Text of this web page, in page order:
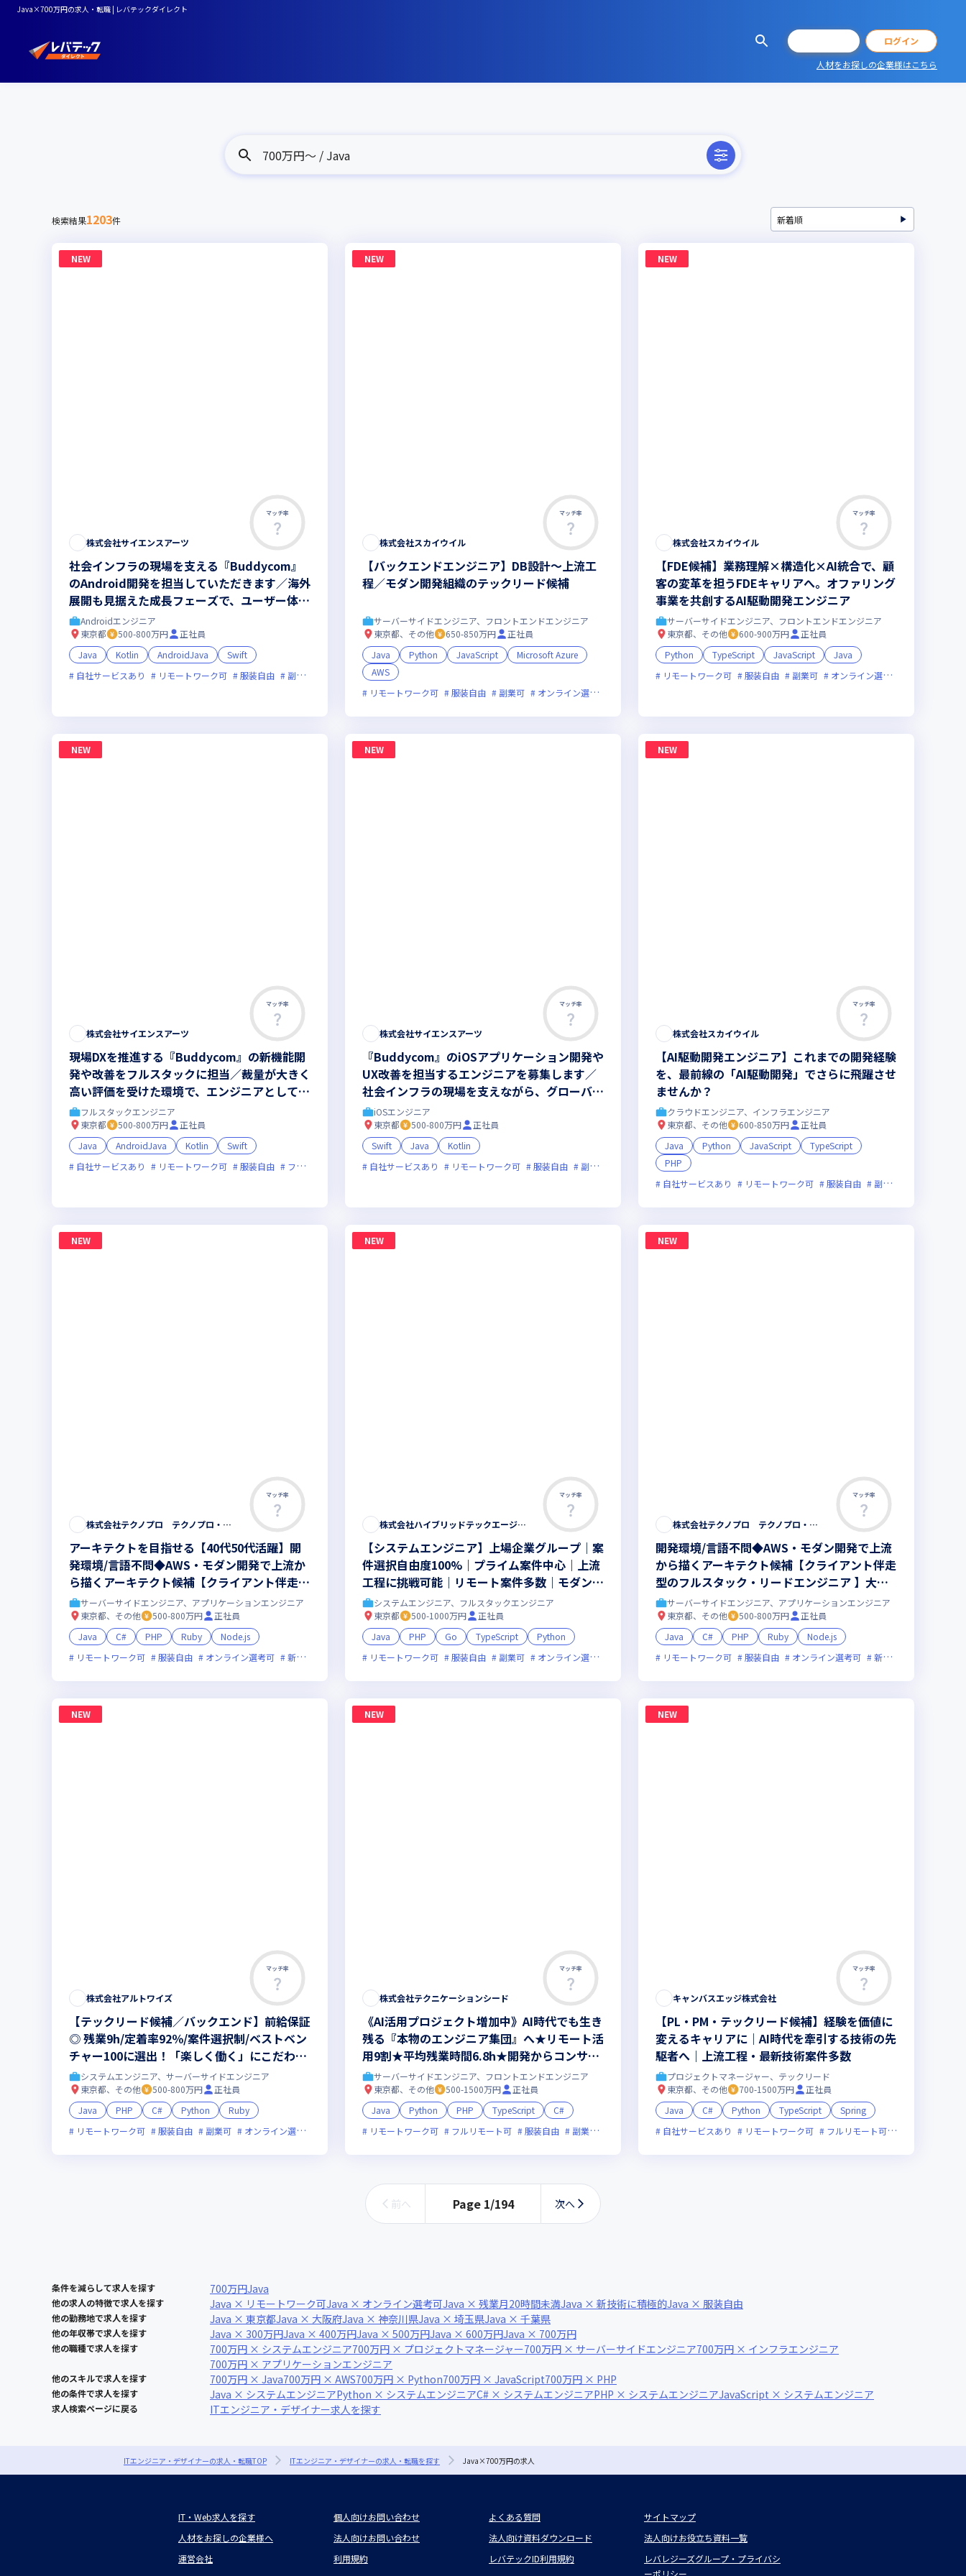
Java×700万円の求人・転職 | レバテックダイレクト
ログイン
人材をお探しの企業様はこちら
700万円〜 / Java
検索結果1203件
NEW
マッチ率
株式会社サイエンスアーツ
社会インフラの現場を支える『Buddycom』
のAndroid開発を担当していただきます／海外
展開も見据えた成長フェーズで、ユーザー体験
の向上に直接貢献できます
Androidエンジニア
東京都
500-800万円
正社員
Java
Kotlin AndroidJava
Swift
自社サービスあり
リモートワーク可 服装自由 副業可 フレックス制度あり 残業月20時間未満 上場企業 グローバル展開
NEW
マッチ率
株式会社スカイウイル
【バックエンドエンジニア】DB設計〜上流工
程／モダン開発組織のテックリード候補
サーバーサイドエンジニア、フロントエンドエンジニア
東京都、その他
650-850万円
正社員
Java
Python JavaScript
Microsoft Azure
AWS
リモートワーク可
服装自由 副業可 オンライン選考可
NEW
マッチ率
株式会社スカイウイル
【FDE候補】業務理解×構造化×AI統合で、顧
客の変革を担うFDEキャリアへ。オファリング
事業を共創するAI駆動開発エンジニア
サーバーサイドエンジニア、フロントエンドエンジニア
東京都、その他
600-900万円
正社員
Python
TypeScript JavaScript
Java
リモートワーク可
服装自由 副業可 オンライン選考可
NEW
マッチ率
株式会社サイエンスアーツ
現場DXを推進する『Buddycom』の新機能開
発や改善をフルスタックに担当／裁量が大きく
高い評価を受けた環境で、エンジニアとして一
生役立つスキルが身につきます
フルスタックエンジニア
東京都
500-800万円
正社員
Java
AndroidJava Kotlin
Swift
自社サービスあり
リモートワーク可 服装自由 フレックス制度あり 新規立ち上げ 新技術に積極的 ベンチャー企業 残業月20時間未満 上場企業
NEW
マッチ率
株式会社サイエンスアーツ
『Buddycom』のiOSアプリケーション開発や
UX改善を担当するエンジニアを募集します／
社会インフラの現場を支えながら、グローバル
な成長フェーズで力を発揮しませんか
iOSエンジニア
東京都
500-800万円
正社員
Swift
Java
Kotlin
自社サービスあり
リモートワーク可 服装自由 副業可 フレックス制度あり
NEW
マッチ率
株式会社スカイウイル
【AI駆動開発エンジニア】これまでの開発経験
を、最前線の「AI駆動開発」でさらに飛躍させ
ませんか？
クラウドエンジニア、インフラエンジニア
東京都、その他
600-850万円
正社員
Java
Python JavaScript
TypeScript
PHP
自社サービスあり
リモートワーク可 服装自由 副業可
NEW
マッチ率
株式会社テクノプロ テクノプロ・エンジニアリング社
アーキテクトを目指せる【40代50代活躍】開
発環境/言語不問◆AWS・モダン開発で上流か
ら描くアーキテクト候補【クライアント伴走型
のフルスタック・リードエンジニア 】大手直
取引・最先端プロジェクト多数／残業少・福利
厚生◎
サーバーサイドエンジニア、アプリケーションエンジニア
東京都、その他
500-800万円
正社員
Java
C# PHP Ruby
Node.js
リモートワーク可
服装自由 オンライン選考可 新技術に積極的 残業月20時間未満 女性エンジニアが活躍中
NEW
マッチ率
株式会社ハイブリッドテックエージェント
【システムエンジニア】上場企業グループ｜案
件選択自由度100%｜プライム案件中心｜上流
工程に挑戦可能｜リモート案件多数｜モダン開
発｜カジュアル面談OK
システムエンジニア、フルスタックエンジニア
東京都
500-1000万円
正社員
Java
PHP Go TypeScript
Python
リモートワーク可
服装自由 副業可 オンライン選考可 新技術に積極的 ベンチャー企業 残業月20時間未満 ストックオプションあり
NEW
マッチ率
株式会社テクノプロ テクノプロ・エンジニアリング社
開発環境/言語不問◆AWS・モダン開発で上流
から描くアーキテクト候補【クライアント伴走
型のフルスタック・リードエンジニア 】大手
直取引・最先端プロジェクト多数／残業少・福
利厚生◎
サーバーサイドエンジニア、アプリケーションエンジニア
東京都、その他
500-800万円
正社員
Java
C# PHP Ruby
Node.js
リモートワーク可
服装自由 オンライン選考可 新技術に積極的
NEW
マッチ率
株式会社アルトワイズ
【テックリード候補／バックエンド】前給保証
◎ 残業9h/定着率92％/案件選択制/ベストベン
チャー100に選出！「楽しく働く」にこだわり
抜く会社。仕事も、人生も、本気で楽しめる環
境へ！
システムエンジニア、サーバーサイドエンジニア
東京都、その他
500-800万円
正社員
Java
PHP C# Python
Ruby
リモートワーク可
服装自由 副業可 オンライン選考可 ベンチャー企業 残業月20時間未満 女性エンジニアが活躍中
NEW
マッチ率
株式会社テクニケーションシード
《AI活用プロジェクト増加中》AI時代でも生き
残る『本物のエンジニア集団』へ★リモート活
用9割★平均残業時間6.8h★開発からコンサル
領域まで、一気通貫でキャリアを作りたいあな
たにオススメの環境です！
サーバーサイドエンジニア、フロントエンドエンジニア
東京都、その他
500-1500万円
正社員
Java
Python PHP TypeScript
C#
リモートワーク可
フルリモート可 服装自由 副業可 オンライン選考可 新規立ち上げ 面接1回 ベンチャー企業 残業月20時間未満
NEW
マッチ率
キャンバスエッジ株式会社
【PL・PM・テックリード候補】経験を価値に
変えるキャリアに｜AI時代を牽引する技術の先
駆者へ｜上流工程・最新技術案件多数
プロジェクトマネージャー、テックリード
東京都、その他
700-1500万円
正社員
Java
C# Python TypeScript
Spring
自社サービスあり
リモートワーク可 フルリモート可
前へ Page 1/194 次へ
条件を減らして求人を探す 700万円Java
他の求人の特徴で求人を探す Java × リモートワーク可Java × オンライン選考可Java × 残業月20時間未満Java × 新技術に積極的Java × 服装自由
他の勤務地で求人を探す Java × 東京都Java × 大阪府Java × 神奈川県Java × 埼玉県Java × 千葉県
他の年収帯で求人を探す Java × 300万円Java × 400万円Java × 500万円Java × 600万円Java × 700万円
他の職種で求人を探す 700万円 × システムエンジニア700万円 × プロジェクトマネージャー700万円 × サーバーサイドエンジニア700万円 × インフラエンジニア
700万円 × アプリケーションエンジニア
他のスキルで求人を探す 700万円 × Java700万円 × AWS700万円 × Python700万円 × JavaScript700万円 × PHP
他の条件で求人を探す Java × システムエンジニアPython × システムエンジニアC# × システムエンジニアPHP × システムエンジニアJavaScript × システムエンジニア
求人検索ページに戻る ITエンジニア・デザイナー求人を探す
ITエンジニア・デザイナーの求人・転職TOP ITエンジニア・デザイナーの求人・転職を探す Java×700万円の求人
IT・Web求人を探す 個人向けお問い合わせ よくある質問
サイトマップ
人材をお探しの企業様へ
法人向けお問い合わせ 法人向け資料ダウンロード
法人向けお役立ち資料一覧
運営会社
利用規約 レバテックID利用規約
レバレジーズグループ・プライバシ
ーポリシー